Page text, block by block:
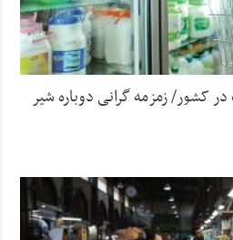
کشور/ زمزمه گرانی دوباره شیر